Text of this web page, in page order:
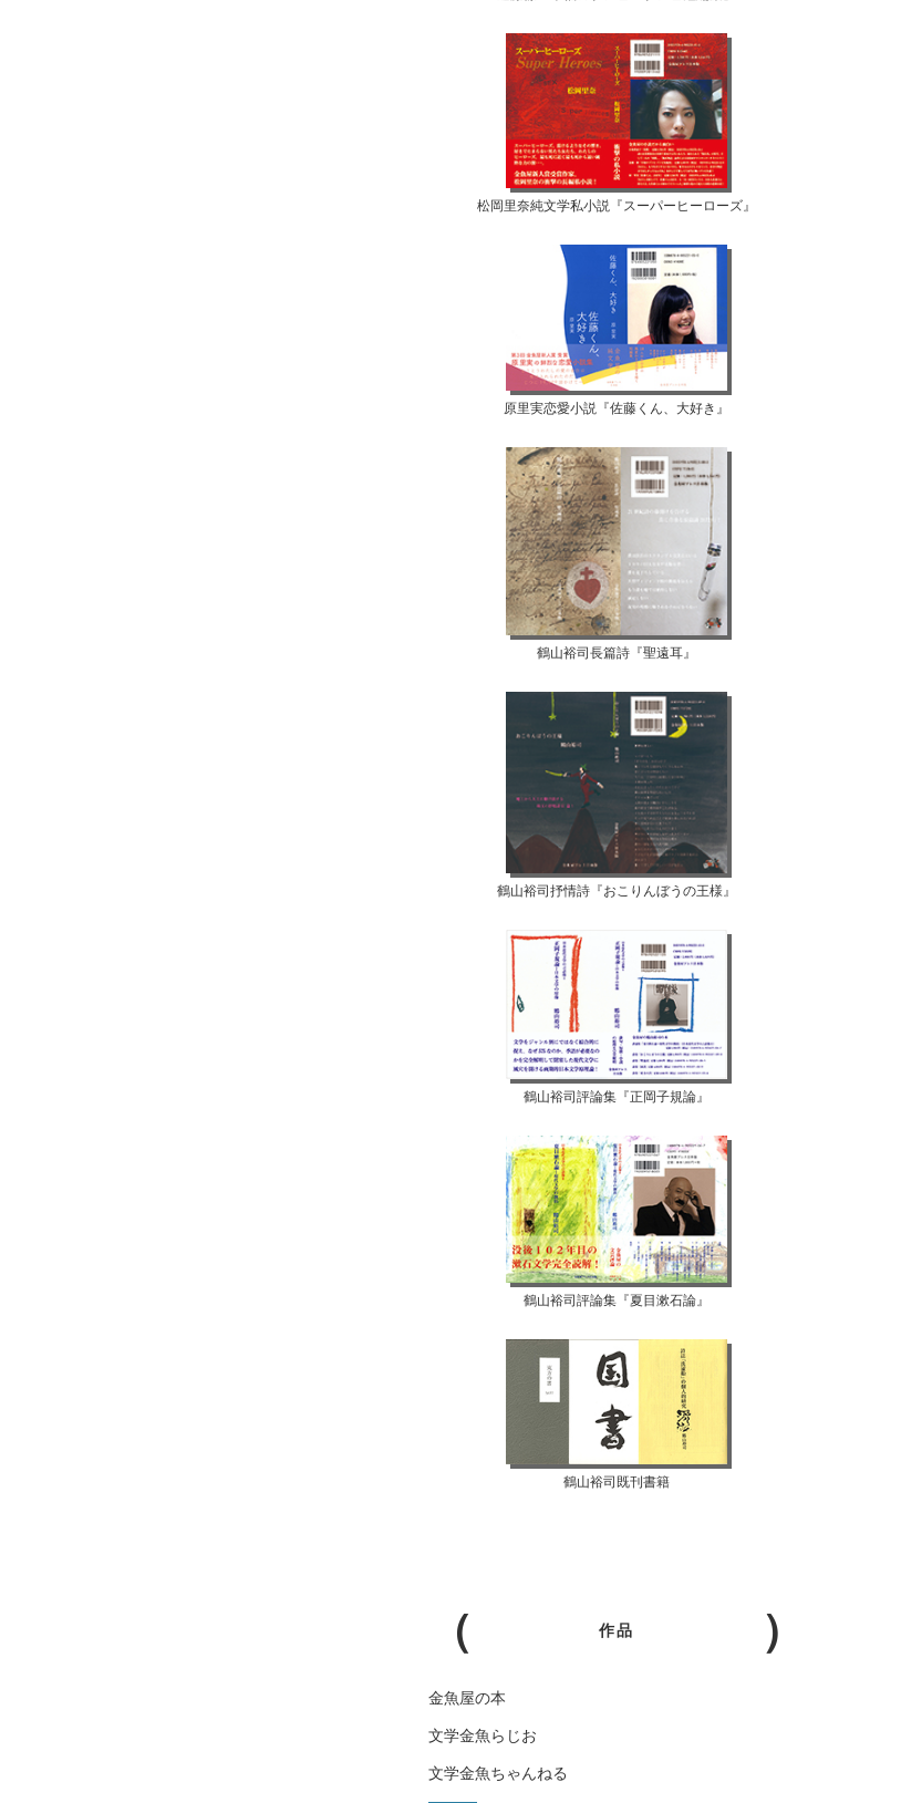
松岡里奈純文学私小説『スーパーヒーローズ』
原里実恋愛小説『佐藤くん、大好き』
鶴山裕司長篇詩『聖遠耳』
鶴山裕司抒情詩『おこりんぼうの王様』
鶴山裕司評論集『正岡子規論』
鶴山裕司評論集『夏目漱石論』
鶴山裕司既刊書籍
作品
金魚屋の本
文学金魚らじお
文学金魚ちゃんねる